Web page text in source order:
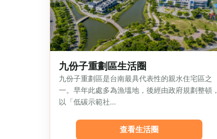
九份子重劃區生活圈
九份子重劃區是台南最具代表性的親水住宅區之
一。早年此處多為漁塭地，後經由政府規劃整頓，
以「低碳示範社...
查看生活圈